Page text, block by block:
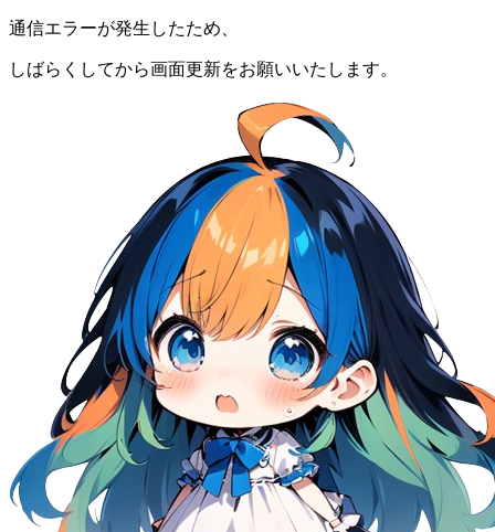
通信エラーが発生したため、
しばらくしてから画面更新をお願いいたします。